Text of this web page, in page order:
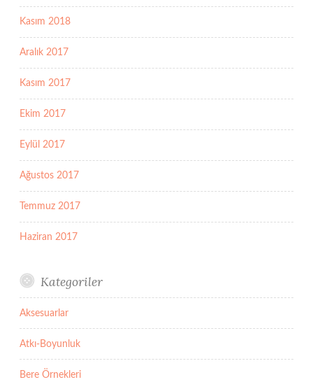
Kasım 2018
Aralık 2017
Kasım 2017
Ekim 2017
Eylül 2017
Ağustos 2017
Temmuz 2017
Haziran 2017
Kategoriler
Aksesuarlar
Atkı-Boyunluk
Bere Örnekleri